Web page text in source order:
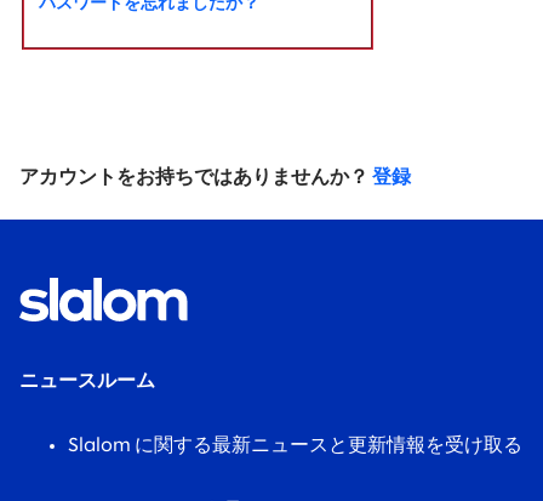
パスワードを忘れましたか？
アカウントをお持ちではありませんか？ 登録
ニュースルーム
Slalom に関する最新ニュースと更新情報を受け取る